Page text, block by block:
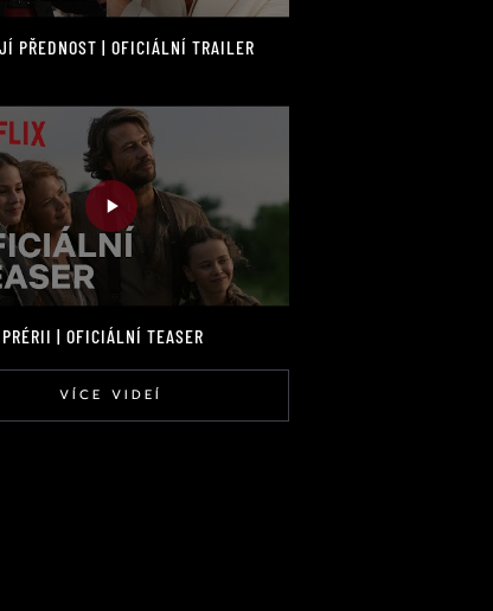
PŘEDNOST | OFICIÁLNÍ TRAILER
PRÉRII | OFICIÁLNÍ TEASER
VÍCE VIDEÍ